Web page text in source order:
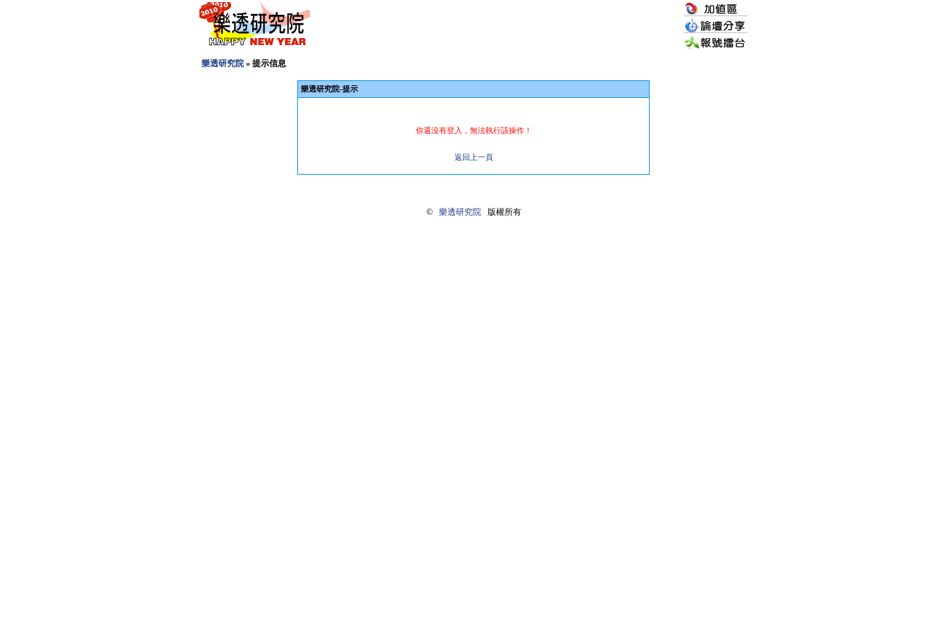
樂透研究院» 提示信息
樂透研究院-提示
你還沒有登入，無法執行該操作！
返回上一頁
© 樂透研究院版權所有